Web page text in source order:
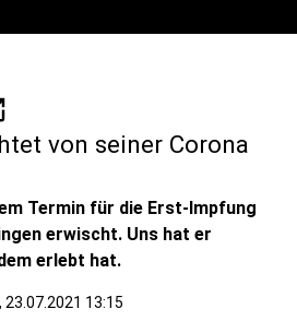
von seiner Corona
Termin für die Erst-Impfung
erwischt. Uns hat er
erlebt hat.
23.07.2021 13:15